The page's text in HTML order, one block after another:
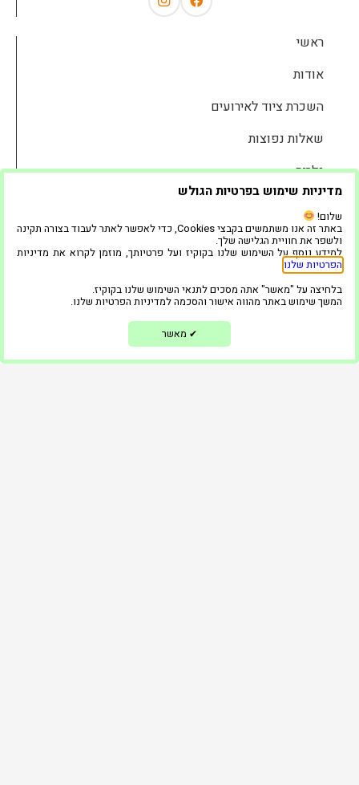
ראשי
אודות
השכרת ציוד לאירועים
שאלות נפוצות
גלריה
בלוג
ממליצים
צור קשר
הצהרת נגישות
מדיניות פרטיות
מדיניות שימוש בפרטיות הגולש
שלום!
באתר זה אנו משתמשים בקבצי Cookies, כדי לאפשר לאתר לעבוד בצורה תקינה
ולשפר את חוויית הגלישה שלך.
למידע נוסף על השימוש שלנו בקוקיז ועל פרטיותך, מוזמן לקרוא את מדיניות
הפרטיות שלנו
בלחיצה על "מאשר" אתה מסכים לתנאי השימוש שלנו בקוקיז.
המשך שימוש באתר מהווה אישור והסכמה למדיניות הפרטיות שלנו.
✔ מאשר